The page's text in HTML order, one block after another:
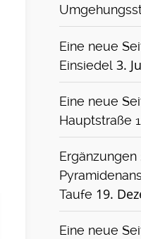
Eine neue
Einsiedel 3.
Eine neue
Hauptstraße
Ergänzungen
Taufe 19.
Eine neue